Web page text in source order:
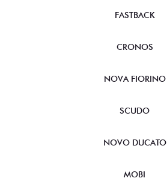
FASTBACK
CRONOS
NOVA FIORINO
SCUDO
NOVO DUCATO
MOBI